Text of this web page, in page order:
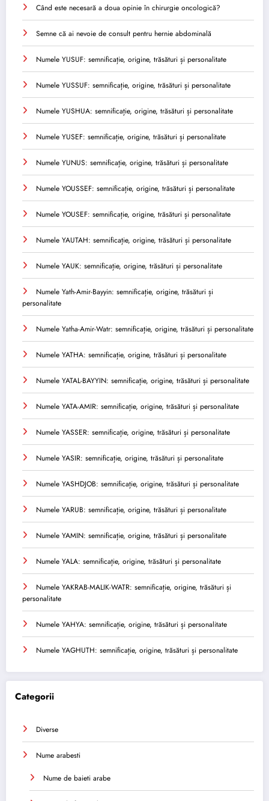
Când este necesară a doua opinie în chirurgie oncologică?
Semne că ai nevoie de consult pentru hernie abdominală
Numele YUSUF: semnificație, origine, trăsături și personalitate
Numele YUSSUF: semnificație, origine, trăsături și personalitate
Numele YUSHUA: semnificație, origine, trăsături și personalitate
Numele YUSEF: semnificație, origine, trăsături și personalitate
Numele YUNUS: semnificație, origine, trăsături și personalitate
Numele YOUSSEF: semnificație, origine, trăsături și personalitate
Numele YOUSEF: semnificație, origine, trăsături și personalitate
Numele YAUTAH: semnificație, origine, trăsături și personalitate
Numele YAUK: semnificație, origine, trăsături și personalitate
Numele Yath-Amir-Bayyin: semnificație, origine, trăsături și
personalitate
Numele Yatha-Amir-Watr: semnificație, origine, trăsături și personalitate
Numele YATHA: semnificație, origine, trăsături și personalitate
Numele YATAL-BAYYIN: semnificație, origine, trăsături și personalitate
Numele YATA-AMIR: semnificație, origine, trăsături și personalitate
Numele YASSER: semnificație, origine, trăsături și personalitate
Numele YASIR: semnificație, origine, trăsături și personalitate
Numele YASHDJOB: semnificație, origine, trăsături și personalitate
Numele YARUB: semnificație, origine, trăsături și personalitate
Numele YAMIN: semnificație, origine, trăsături și personalitate
Numele YALA: semnificație, origine, trăsături și personalitate
Numele YAKRAB-MALIK-WATR: semnificație, origine, trăsături și
personalitate
Numele YAHYA: semnificație, origine, trăsături și personalitate
Numele YAGHUTH: semnificație, origine, trăsături și personalitate
Categorii
Diverse
Nume arabesti
Nume de baieti arabe